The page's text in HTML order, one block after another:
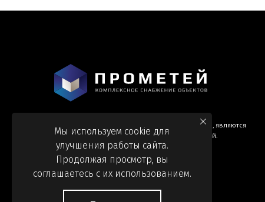
Информация и цены, представленные на сайте, являются
справочными и не являются публичной офертой.
Мы используем cookie для
улучшения работы сайта.
Продолжая просмотр, вы
соглашаетесь с их использованием.